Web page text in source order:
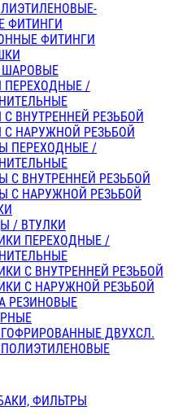
ФИТИНГИ
ФИТИНГИ
ШАРОВЫЕ
ПЕРЕХОДНЫЕ /
ВНУТРЕННЕЙ РЕЗЬБОЙ
НАРУЖНОЙ РЕЗЬБОЙ
ПЕРЕХОДНЫЕ /
С ВНУТРЕННЕЙ РЕЗЬБОЙ
С НАРУЖНОЙ РЕЗЬБОЙ
/ ВТУЛКИ
ПЕРЕХОДНЫЕ /
С ВНУТРЕННЕЙ РЕЗЬБОЙ
С НАРУЖНОЙ РЕЗЬБОЙ
РЕЗИНОВЫЕ
ДВУХСЛ.
ФИЛЬТРЫ